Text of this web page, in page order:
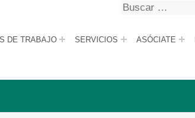
DE TRABAJO SERVICIOS ASÓCIATE
Buscar